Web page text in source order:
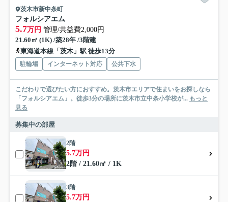
茨木市新中条町
フォルシアエム
5.7万円 管理/共益費2,000円
21.60㎡ (1K) /築28年 /3階建
東海道本線「茨木」駅 徒歩13分
駐輪場 インターネット対応 公共下水
こだわりで選びたい方におすすめ。茨木市エリアで住まいをお探しなら
「フォルシアエム」。徒歩3分の場所に茨木市立中条小学校が... もっと
見る
募集中の部屋
2階
5.7万円
2階 / 21.60㎡ / 1K
3階
5.7万円